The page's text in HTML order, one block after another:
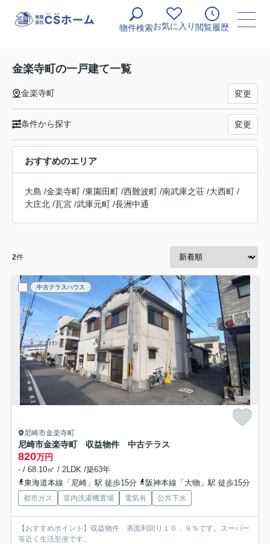
物件検索お気に入り 閲覧履歴
金楽寺町の一戸建て一覧
金楽寺町 変更
条件から探す 変更
おすすめのエリア
大島 /金楽寺町 /東園田町 /西難波町 /南武庫之荘 /大西町 /
大庄北 /瓦宮 /武庫元町 /長洲中通
2件
中古テラスハウス
尼崎市金楽寺町
尼崎市金楽寺町 収益物件 中古テラス
820万円
- / 68.10㎡ / 2LDK /築63年
東海道本線「尼崎」駅 徒歩15分
阪神本線「大物」駅 徒歩15分
都市ガス 室内洗濯機置場 電気有 公共下水
【おすすめポイント】収益物件 表面利回り１０．９％です。スーパー
等近く生活至便です。